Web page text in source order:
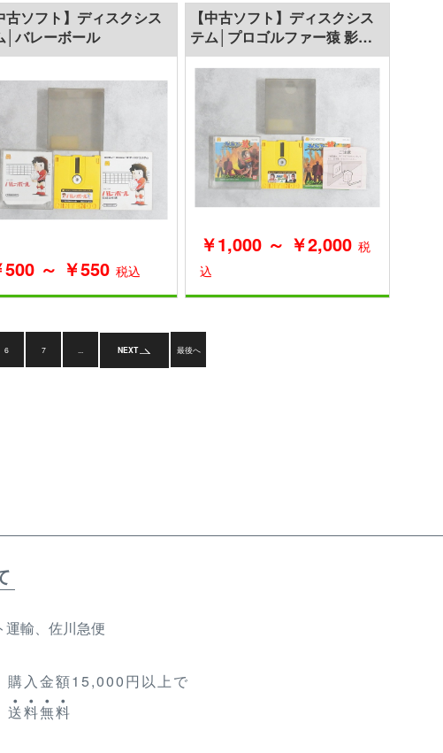
古ソフト】ディスクシス
│バレーボール
500 ～ ￥550 税込
【中古ソフト】ディスクシス
テム│プロゴルファー猿 影の
トーナメント
￥1,000 ～ ￥2,000 税
込
6 7 NEXT 最後へ
運輸、佐川急便
購入金額15,000円以上で
送料無料